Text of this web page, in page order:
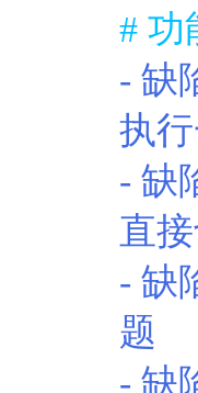
# 功
- 缺
执
- 缺
直
- 缺
题
- 缺